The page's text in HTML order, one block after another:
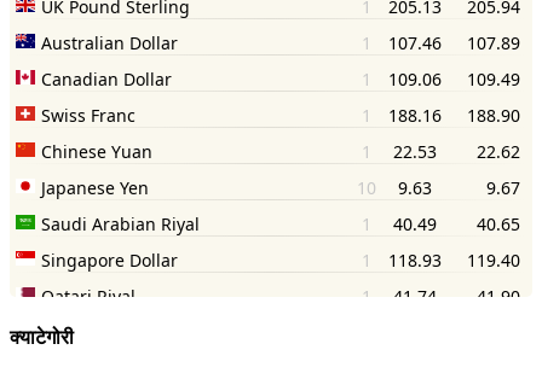
क्याटेगोरी